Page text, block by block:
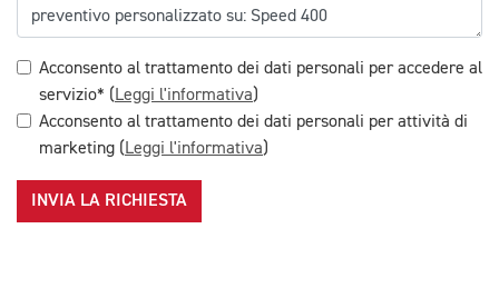
Acconsento al trattamento dei dati personali per accedere al
servizio* (Leggi l'informativa)
Acconsento al trattamento dei dati personali per attività di
marketing (Leggi l'informativa)
INVIA LA RICHIESTA